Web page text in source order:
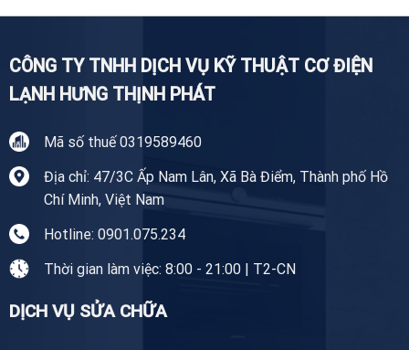
Giang
CÔNG TY TNHH DỊCH VỤ KỸ THUẬT CƠ ĐIỆN
LẠNH HƯNG THỊNH PHÁT
Mã số thuế 0319589460
Địa chỉ: 47/3C Ấp Nam Lân, Xã Bà Điểm, Thành phố Hồ
Chí Minh, Việt Nam
Hotline: 0901.075.234
Thời gian làm việc: 8:00 - 21:00 | T2-CN
DỊCH VỤ SỬA CHỮA